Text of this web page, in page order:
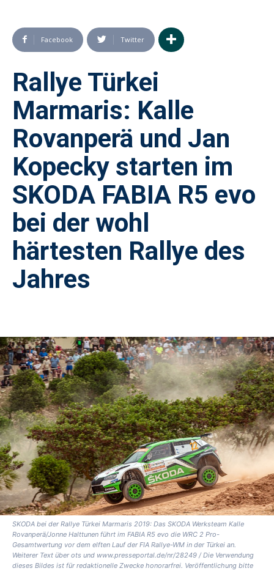
Facebook Twitter
Rallye Türkei
Marmaris: Kalle
Rovanperä und Jan
Kopecky starten im
SKODA FABIA R5 evo
bei der wohl
härtesten Rallye des
Jahres
SKODA bei der Rallye Türkei Marmaris 2019: Das SKODA Werksteam Kalle
Rovanperä/Jonne Halttunen führt im FABIA R5 evo die WRC 2 Pro-
Gesamtwertung vor dem elften Lauf der FIA Rallye-WM in der Türkei an.
Weiterer Text über ots und www.presseportal.de/nr/28249 / Die Verwendung
dieses Bildes ist für redaktionelle Zwecke honorarfrei. Veröffentlichung bitte